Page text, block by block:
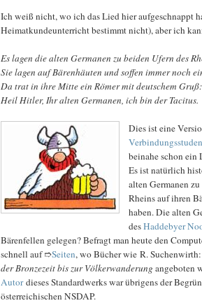
Ich weiß nicht, wo ich das Lied hier aufgeschnappt
Heimatkundeunterricht bestimmt nicht), aber ich
Es lagen die alten Germanen zu beiden Ufern des
Sie lagen auf Bärenhäuten und soffen immer noch
Da trat in ihre Mitte ein Römer mit deutschem Gruß:
Heil Hitler, Ihr alten Germanen, ich bin der Tacitus.
Dies ist eine
beinahe schon ein
Es ist natürlich
alten Germanen
Rheins auf ihren
haben. Die alten
desHaddebyer
Bärenfellen gelegen? Befragt man heute den
schnell auf ➱Seiten, wo Bücher wie R.
der Bronzezeit bis zur Völkerwanderung angeboten
Autordieses Standardwerks war übrigens der
österreichischen NSDAP.